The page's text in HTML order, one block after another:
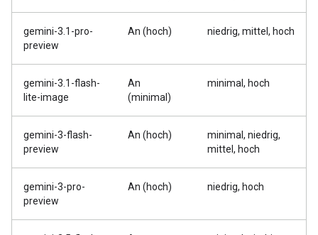
gemini-3.1-pro-
preview
An (hoch) niedrig, mittel, hoch
gemini-3.1-flash-
lite-image
An
(minimal)
minimal, hoch
gemini-3-flash-
preview
An (hoch)
minimal, niedrig,
mittel, hoch
gemini-3-pro-
preview
An (hoch) niedrig, hoch